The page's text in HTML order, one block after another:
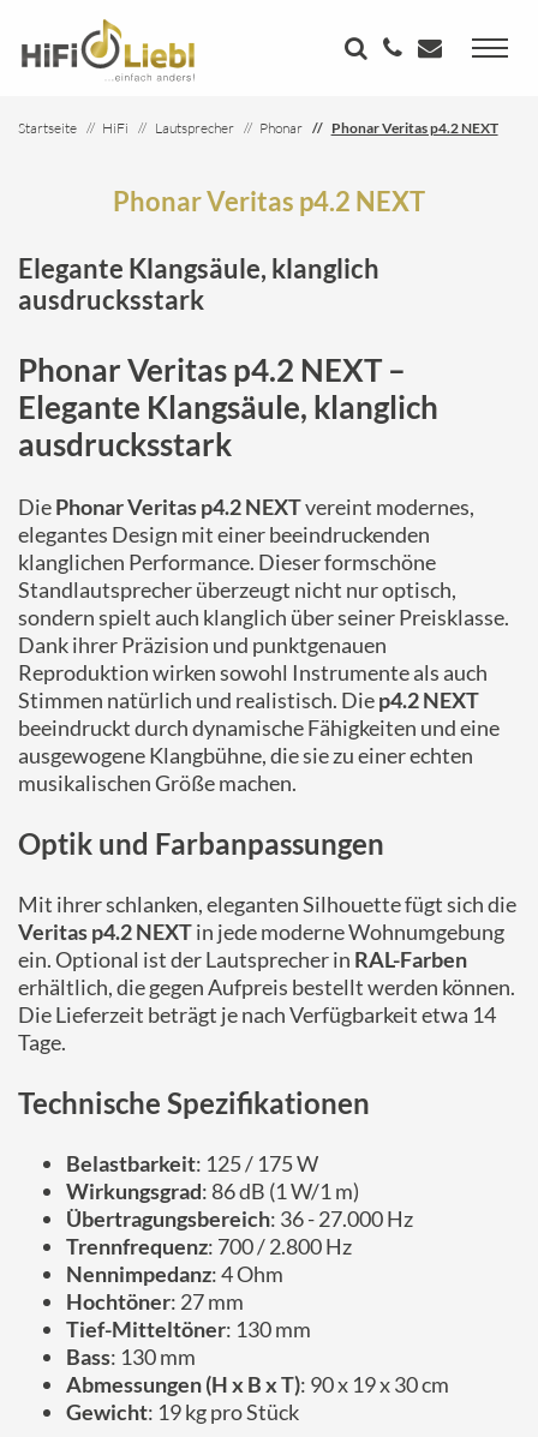
Startseite HiFi Lautsprecher Phonar Phonar Veritas p4.2 NEXT
Phonar Veritas p4.2 NEXT
Elegante Klangsäule, klanglich
ausdrucksstark
Phonar Veritas p4.2 NEXT –
Elegante Klangsäule, klanglich
ausdrucksstark
DiePhonar Veritas p4.2 NEXTvereint modernes,
elegantes Design mit einer beeindruckenden
klanglichen Performance. Dieser formschöne
Standlautsprecher überzeugt nicht nur optisch,
sondern spielt auch klanglich über seiner Preisklasse.
Dank ihrer Präzision und punktgenauen
Reproduktion wirken sowohl Instrumente als auch
Stimmen natürlich und realistisch. Diep4.2 NEXT
beeindruckt durch dynamische Fähigkeiten und eine
ausgewogene Klangbühne, die sie zu einer echten
musikalischen Größe machen.
Optik und Farbanpassungen
Mit ihrer schlanken, eleganten Silhouette fügt sich die
Veritas p4.2 NEXTin jede moderne Wohnumgebung
ein. Optional ist der Lautsprecher in RAL-Farben
erhältlich, die gegen Aufpreis bestellt werden können.
Die Lieferzeit beträgt je nach Verfügbarkeit etwa 14
Tage.
Technische Spezifikationen
Belastbarkeit: 125 / 175 W
Wirkungsgrad: 86 dB (1 W/1 m)
Übertragungsbereich: 36 - 27.000 Hz
Trennfrequenz: 700 / 2.800 Hz
Nennimpedanz: 4 Ohm
Hochtöner: 27 mm
Tief-Mitteltöner: 130 mm
Bass: 130 mm
Abmessungen (H x B x T): 90 x 19 x 30 cm
Gewicht: 19 kg pro Stück